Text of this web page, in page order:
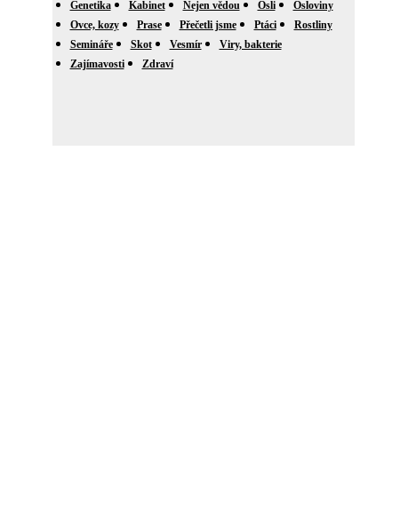
Genetika
Kabinet Nejen vědou Osli
Osloviny
Ovce, kozy
Prase Přečetli jsme Ptáci
Rostliny
Semináře
Skot Vesmír
Viry, bakterie
Zajímavosti
Zdraví